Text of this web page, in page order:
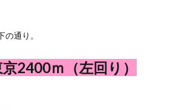
の通り。
2400ｍ（左回り）